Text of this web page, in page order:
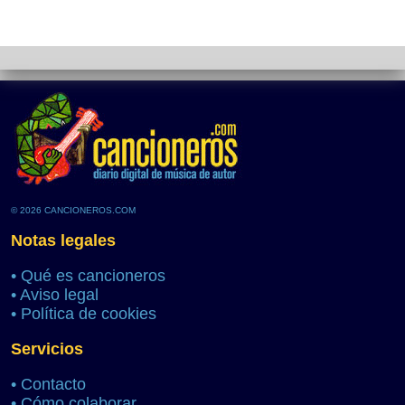
© 2026 CANCIONEROS.COM
Notas legales
• Qué es cancioneros
• Aviso legal
• Política de cookies
Servicios
• Contacto